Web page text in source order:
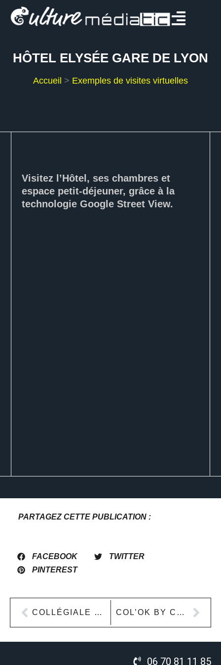
HÔTEL ELYSÉE GARE DE LYON
Accueil > Exemples de visites virtuelles
Visitez l’Hôtel, ses chambres et
espace petit-déjeuner, grâce à la
technologie Google Street View.
PARTAGEZ CETTE PUBLICATION :
FACEBOOK
TWITTER
PINTEREST
COLLÉGIALE SAINT-SYLVAIN DE LEVROUX COL’OK BY CCI 36
06 70 81 11 85